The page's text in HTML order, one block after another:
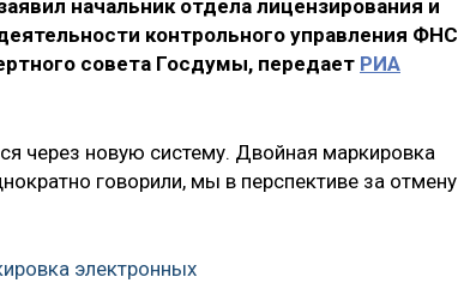
начальник отдела лицензирования и
контрольного управления ФНС
совета Госдумы, передает РИА
через новую систему. Двойная маркировка
говорили, мы в перспективе за отмену
электронных